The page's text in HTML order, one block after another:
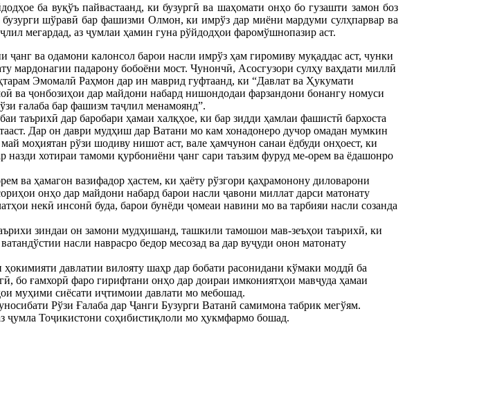
ба вуқўъ пайвастаанд, ки бузургӣ ва шаҳомати онҳо бо гузашти замон боз
бузурги шўравӣ бар фашизми Олмон, ки имрўз дар миёни мардуми сулҳпарвар ва
мегардад, аз ҷумлаи ҳамин гуна рўйдодҳои фаромўшнопазир аст.
ҷанг ва одамони калонсол барои насли имрўз ҳам гиромиву муқаддас аст, чунки
мардонагии падарону бобоёни мост. Чунончӣ, Асосгузори сулҳу ваҳдати миллӣ
Эмомалӣ Раҳмон дар ин маврид гуфтаанд, ки “Давлат ва Ҳукумати
ва ҷонбозиҳои дар майдони набард нишондодаи фарзандони бонангу номуси
ғалаба бар фашизм таҷлил менамоянд”.
таърихӣ дар баробари ҳамаи халқҳое, ки бар зидди ҳамлаи фашистӣ бархоста
Дар он даври мудҳиш дар Ватани мо кам хонадонеро дучор омадан мумкин
моҳиятан рўзи шодиву нишот аст, вале ҳамчунон санаи ёдбуди онҳоест, ки
хотираи тамоми қурбониёни ҷанг сари таъзим фуруд ме-орем ва ёдашонро
ва ҳамагон вазифадор ҳастем, ки ҳаёту рўзгори қаҳрамонону диловарони
онҳо дар майдони набард барои насли ҷавони миллат дарси матонату
некӣ инсонӣ буда, барои бунёди ҷомеаи навини мо ва тарбияи насли созанда
зиндаи он замони мудҳишанд, ташкили тамошои мав-зеъҳои таърихӣ, ки
насли наврасро бедор месозад ва дар вуҷуди онон матонату
давлатии вилояту шаҳр дар бобати расонидани кўмаки моддӣ ба
бо ғамхорӣ фаро гирифтани онҳо дар доираи имкониятҳои мавҷуда ҳамаи
муҳими сиёсати иҷтимоии давлати мо мебошад.
Рўзи Ғалаба дар Ҷанги Бузурги Ватанӣ самимона табрик мегўям.
ҷумла Тоҷикистони соҳибистиқлоли мо ҳукмфармо бошад.